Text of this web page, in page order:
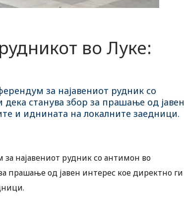
во Луке:
за најавениот рудник со
станува збор за прашање од јавен
и иднината на локалните заедници.
најавениот рудник со антимон во
прашање од јавен интерес кое директно ги